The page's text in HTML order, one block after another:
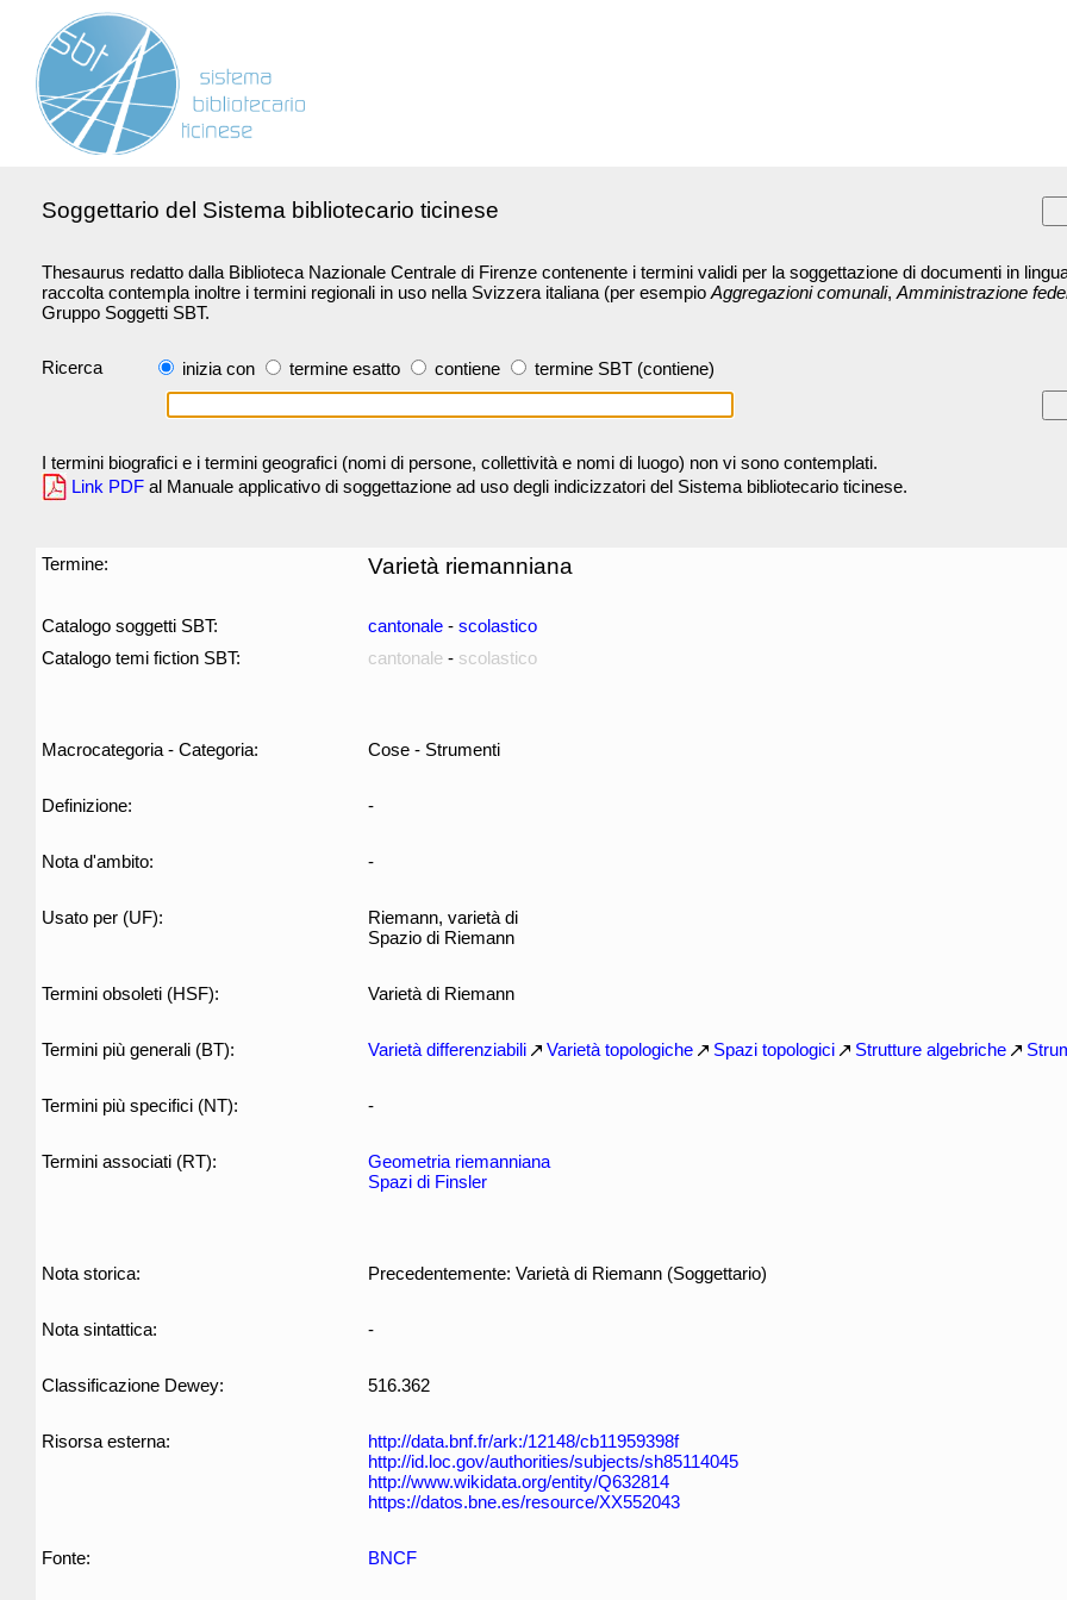
Soggettario del Sistema bibliotecario ticinese
Thesaurus redatto dalla Biblioteca Nazionale Centrale di Firenze contenente i termini validi per la soggettazione di documenti in
raccolta contempla inoltre i termini regionali in uso nella Svizzera italiana (per esempio Aggregazioni comunali, Amministrazione
Gruppo Soggetti SBT.
Ricerca inizia con termine esatto contiene termine SBT (contiene)
I termini biografici e i termini geografici (nomi di persone, collettività e nomi di luogo) non vi sono contemplati.
Link PDF al Manuale applicativo di soggettazione ad uso degli indicizzatori del Sistema bibliotecario ticinese.
Termine: Varietà riemanniana
Catalogo soggetti SBT: cantonale - scolastico
Catalogo temi fiction SBT:
cantonale - scolastico
Macrocategoria - Categoria: Cose - Strumenti
Definizione: -
Nota d'ambito: -
Usato per (UF):
Riemann, varietà di
Spazio di Riemann
Termini obsoleti (HSF): Varietà di Riemann
Termini più generali (BT): Varietà differenziabili Varietà topologiche Spazi topologici Strutture algebriche
Termini più specifici (NT): -
Termini associati (RT):
Geometria riemanniana
Spazi di Finsler
Nota storica: Precedentemente: Varietà di Riemann (Soggettario)
Nota sintattica: -
Classificazione Dewey: 516.362
Risorsa esterna:
http://data.bnf.fr/ark:/12148/cb11959398f
http://id.loc.gov/authorities/subjects/sh85114045
http://www.wikidata.org/entity/Q632814
https://datos.bne.es/resource/XX552043
Fonte: BNCF